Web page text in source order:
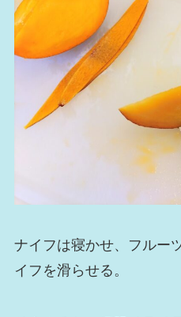
ナイフは寝かせ、フルー
イフを滑らせる。